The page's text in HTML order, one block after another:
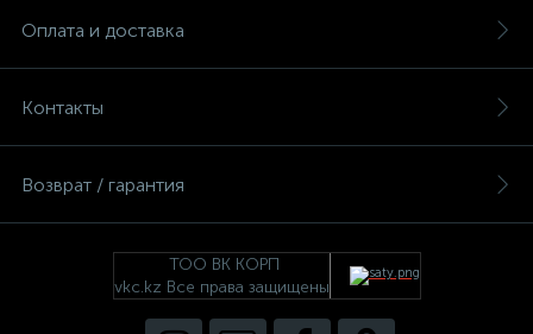
Оплата и доставка
Контакты
Возврат / гарантия
ТОО ВК КОРП
vkc.kz Все права защищены